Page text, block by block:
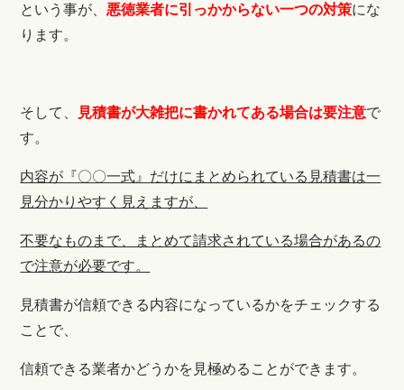
という事が、 悪徳業者に引っかからない一つの対策にな
ります。
そして、 見積書が大雑把に書かれてある場合は要注意で
す。
内容が『〇〇一式』だけにまとめられている見積書は一
見分かりやすく見えますが、
不要なものまで、まとめて請求されている場合があるの
で注意が必要です。
見積書が信頼できる内容になっているかをチェックする
ことで、
信頼できる業者かどうかを見極めることができます。